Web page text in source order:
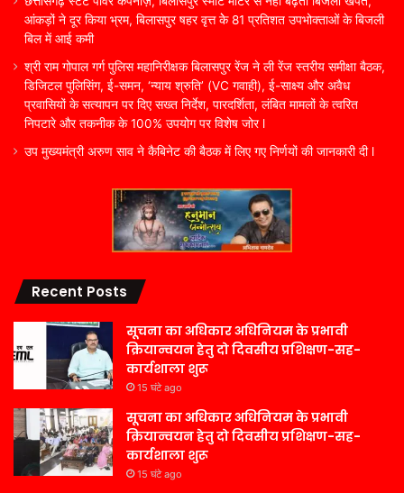
आंकड़ों ने दूर किया भ्रम, बिलासपुर षहर वृत्त केे 81 प्रतिशत उपभोक्ताओं के बिजली
बिल में आई कमी
श्री राम गोपाल गर्ग पुलिस महानिरीक्षक बिलासपुर रेंज ने ली रेंज स्तरीय समीक्षा बैठक,
डिजिटल पुलिसिंग, ई-समन, ‘न्याय श्रुति’ (VC गवाही), ई-साक्ष्य और अवैध
प्रवासियों के सत्यापन पर दिए सख्त निर्देश, पारदर्शिता, लंबित मामलों के त्वरित
निपटारे और तकनीक के 100% उपयोग पर विशेष जोर l
उप मुख्यमंत्री अरुण साव ने कैबिनेट की बैठक में लिए गए निर्णयों की जानकारी दी l
Recent Posts
सूचना का अधिकार अधिनियम के प्रभावी
क्रियान्वयन हेतु दो दिवसीय प्रशिक्षण-सह-
कार्यशाला शुरू
15 घंटे ago
सूचना का अधिकार अधिनियम के प्रभावी
क्रियान्वयन हेतु दो दिवसीय प्रशिक्षण-सह-
कार्यशाला शुरू
15 घंटे ago